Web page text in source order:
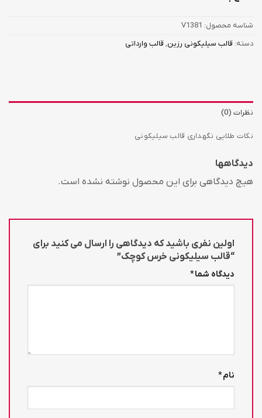
شناسه محصول: V1381
دسته: قالب سیلیکونی رزین, قالب وارداتی
نظرات (0)
نکات طلایی نگهداری قالب سیلیکونی
دیدگاهها
هیچ دیدگاهی برای این محصول نوشته نشده است.
اولین نفری باشید که دیدگاهی را ارسال می کنید برای
“قالب سیلیکونی خرس کوچک”
دیدگاه شما*
نام*